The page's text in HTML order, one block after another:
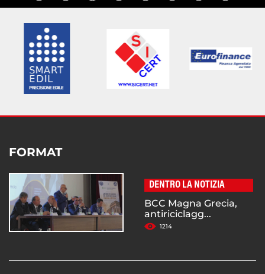
FORMAT
DENTRO LA NOTIZIA
BCC Magna Grecia,
antiriciclagg...
1214